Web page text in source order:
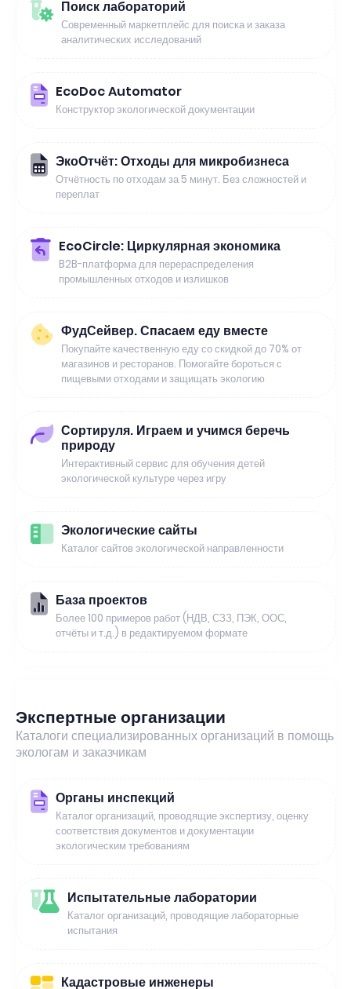
Поиск лабораторий
Современный маркетплейс для поиска и заказа
аналитических исследований
EcoDoc Automator
Конструктор экологической документации
ЭкоОтчёт: Отходы для микробизнеса
Отчётность по отходам за 5 минут. Без сложностей и
переплат
EcoCircle: Циркулярная экономика
B2B-платформа для перераспределения
промышленных отходов и излишков
ФудСейвер. Спасаем еду вместе
Покупайте качественную еду со скидкой до 70% от
магазинов и ресторанов. Помогайте бороться с
пищевыми отходами и защищать экологию
Сортируля. Играем и учимся беречь
природу
Интерактивный сервис для обучения детей
экологической культуре через игру
Экологические сайты
Каталог сайтов экологической направленности
База проектов
Более 100 примеров работ (НДВ, СЗЗ, ПЭК, ООС,
отчёты и т.д.) в редактируемом формате
Экспертные организации
Каталоги специализированных организаций в помощь
экологам и заказчикам
Органы инспекций
Каталог организаций, проводящие экспертизу, оценку
соответствия документов и документации
экологическим требованиям
Испытательные лаборатории
Каталог организаций, проводящие лабораторные
испытания
Кадастровые инженеры